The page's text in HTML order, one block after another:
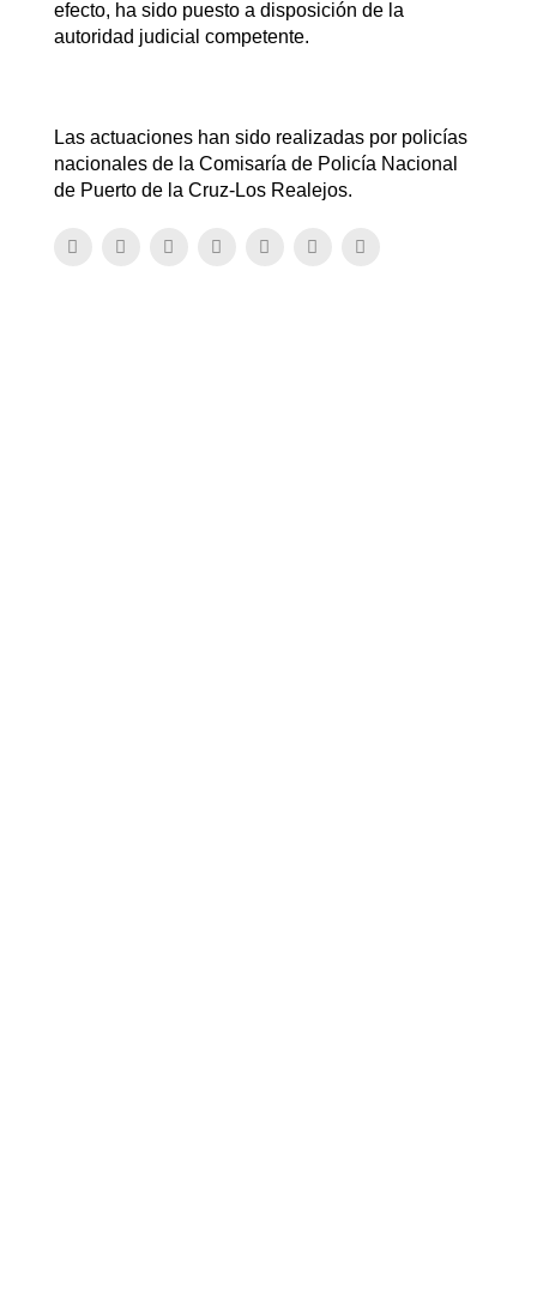
efecto, ha sido puesto a disposición de la
autoridad judicial competente.
Las actuaciones han sido realizadas por policías
nacionales de la Comisaría de Policía Nacional
de Puerto de la Cruz-Los Realejos.